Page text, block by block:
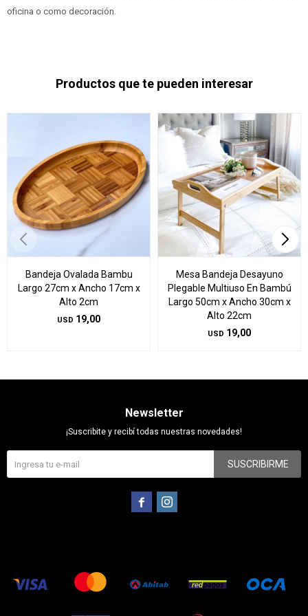
oficina o como decoración.
Productos que te pueden interesar
Bandeja Ovalada Bambu
Largo 27cm x Ancho 17cm x
Alto 2cm
USD 19,00
Mesa Bandeja Desayuno
Plegable Multiuso En Bambú
Largo 50cm x Ancho 30cm x
Alto 22cm
USD 19,00
Newsletter
¡Suscribite y recibí todas nuestras novedades!
SUSCRIBIRME
 